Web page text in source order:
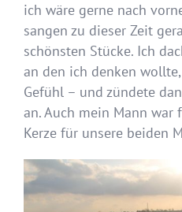
ich wäre gerne nach
sangen zu dieser Zeit
schönsten Stücke. Ich
an den ich denken
Gefühl – und zündete
an. Auch mein Mann war
Kerze für unsere beiden